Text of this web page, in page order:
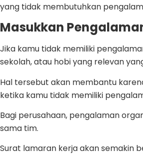
yang tidak membutuhkan
Masukkan
Jika kamu tidak memiliki
sekolah, atau hobi yang relevan
Hal tersebut akan membantu
ketika kamu tidak memiliki
Bagi perusahaan, pengalaman
sama tim.
Surat lamaran kerja akan semakin